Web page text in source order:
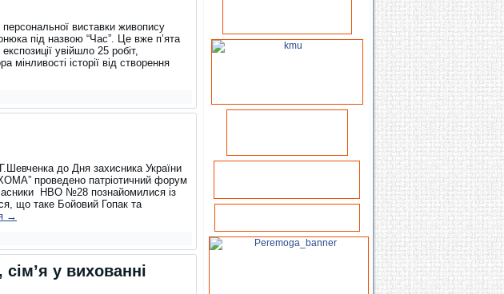
виставки живопису
під назвою “Час”. Це вже п’ята
увійшло 25 робіт,
історії від створення
до Дня захисника України
проведено патріотичний форум
НВО №28 познайомилися із
що таке Бойовий Гопак та
→
у вихованні